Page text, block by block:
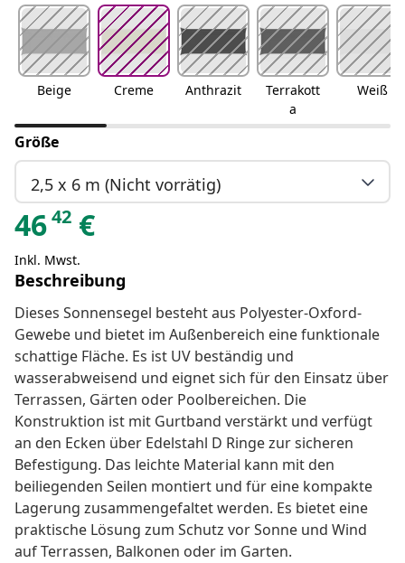
Beige Creme Anthrazit
Terrakott
a
Weiß
Größe
2,5 x 6 m (Nicht vorrätig)
4642 €
Inkl. Mwst.
Beschreibung
Dieses Sonnensegel besteht aus Polyester-Oxford-
Gewebe und bietet im Außenbereich eine funktionale
schattige Fläche. Es ist UV beständig und
wasserabweisend und eignet sich für den Einsatz über
Terrassen, Gärten oder Poolbereichen. Die
Konstruktion ist mit Gurtband verstärkt und verfügt
an den Ecken über Edelstahl D Ringe zur sicheren
Befestigung. Das leichte Material kann mit den
beiliegenden Seilen montiert und für eine kompakte
Lagerung zusammengefaltet werden. Es bietet eine
praktische Lösung zum Schutz vor Sonne und Wind
auf Terrassen, Balkonen oder im Garten.